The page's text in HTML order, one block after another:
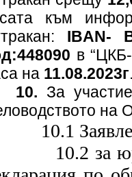
към
IBAN-
в
на 11.08.2023г
10. За
на
за